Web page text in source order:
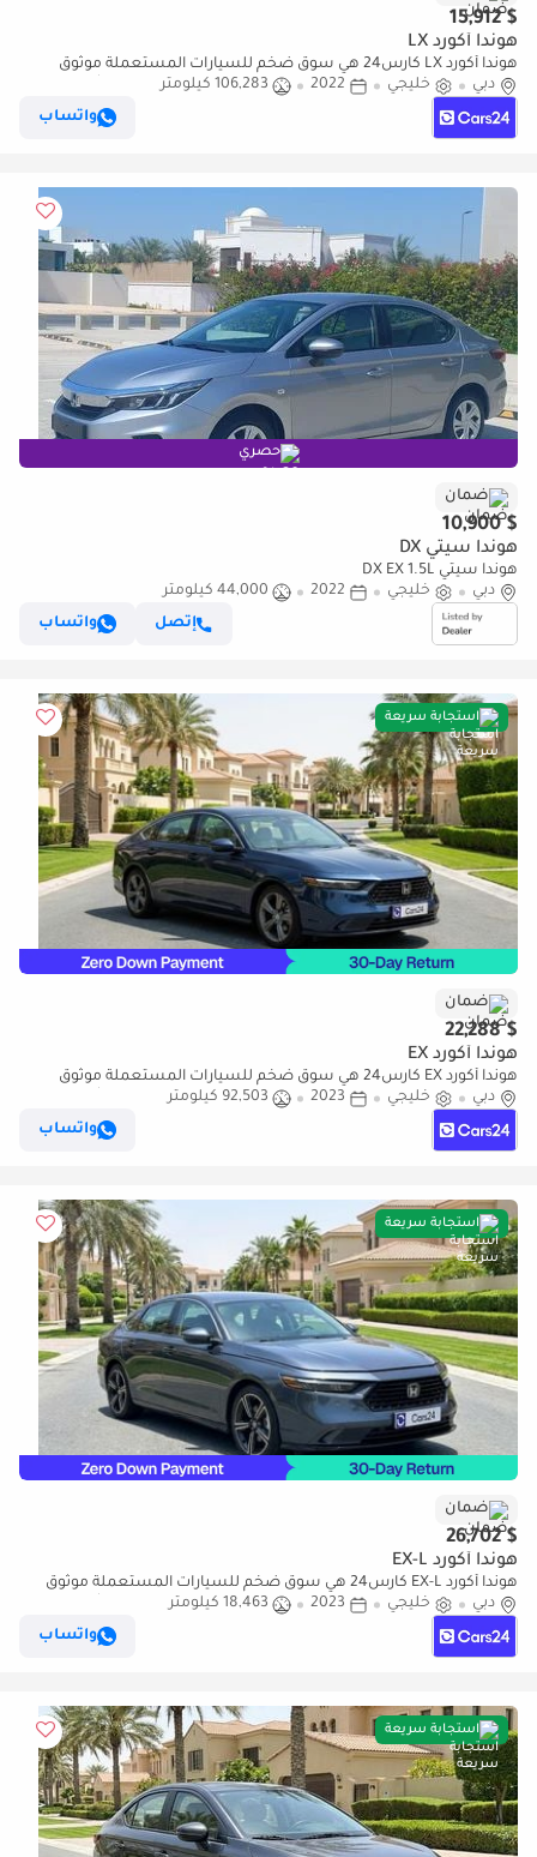
$ 15,912
هوندا أكورد LX
هوندا أكورد LX كارس24 هي سوق ضخم للسيارات المستعملة موثوق
ومضمون ٪كارس24 هي سوق ضخم للسيارات المستعملة موثوق
دبي خليجي 2022
106,283 كيلومتر
واتساب
حصري
ضمان
$ 10,900
هوندا سيتي DX
هوندا سيتي DX EX 1.5L
دبي
خليجي 2022
44,000 كيلومتر
إتصل
واتساب
استجابة سريعة
ضمان
$ 22,288
هوندا أكورد EX
هوندا أكورد EX كارس24 هي سوق ضخم للسيارات المستعملة موثوق
ومضمون ٪كارس24 هي سوق ضخم للسيارات المستعملة موثوق
دبي خليجي 2023
92,503 كيلومتر
واتساب
استجابة سريعة
ضمان
$ 26,702
هوندا أكورد EX-L
هوندا أكورد EX-L كارس24 هي سوق ضخم للسيارات المستعملة موثوق
ومضمون ٪كارس24 هي سوق ضخم للسيارات المستعملة موثوق
دبي خليجي 2023
18,463 كيلومتر
واتساب
استجابة سريعة